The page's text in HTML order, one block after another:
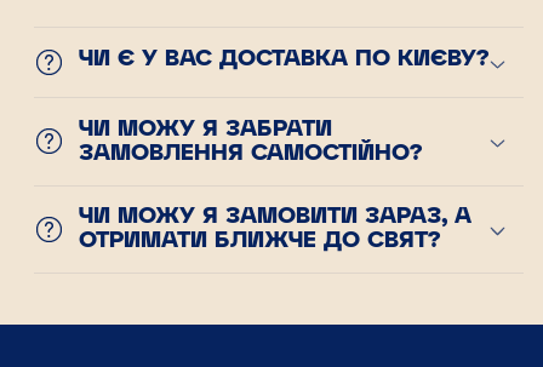
ЧИ Є У ВАС ДОСТАВКА ПО КИЄВУ?
ЧИ МОЖУ Я ЗАБРАТИ
ЗАМОВЛЕННЯ САМОСТІЙНО?
ЧИ МОЖУ Я ЗАМОВИТИ ЗАРАЗ, А
ОТРИМАТИ БЛИЖЧЕ ДО СВЯТ?